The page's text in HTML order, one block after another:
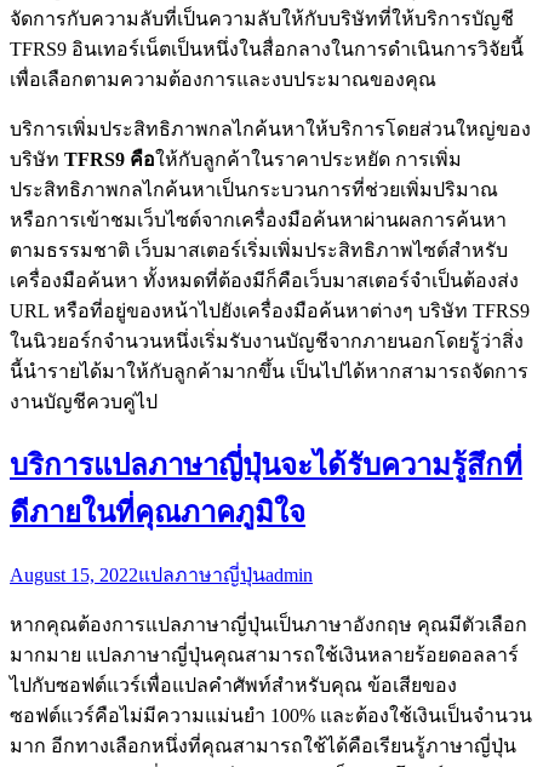
จัดการกับความลับที่เป็นความลับให้กับบริษัทที่ให้บริการบัญชี
TFRS9 อินเทอร์เน็ตเป็นหนึ่งในสื่อกลางในการดำเนินการวิจัยนี้
เพื่อเลือกตามความต้องการและงบประมาณของคุณ
บริการเพิ่มประสิทธิภาพกลไกค้นหาให้บริการโดยส่วนใหญ่ของ
บริษัท TFRS9 คือให้กับลูกค้าในราคาประหยัด การเพิ่ม
ประสิทธิภาพกลไกค้นหาเป็นกระบวนการที่ช่วยเพิ่มปริมาณ
หรือการเข้าชมเว็บไซต์จากเครื่องมือค้นหาผ่านผลการค้นหา
ตามธรรมชาติ เว็บมาสเตอร์เริ่มเพิ่มประสิทธิภาพไซต์สำหรับ
เครื่องมือค้นหา ทั้งหมดที่ต้องมีก็คือเว็บมาสเตอร์จำเป็นต้องส่ง
URL หรือที่อยู่ของหน้าไปยังเครื่องมือค้นหาต่างๆ บริษัท TFRS9
ในนิวยอร์กจำนวนหนึ่งเริ่มรับงานบัญชีจากภายนอกโดยรู้ว่าสิ่ง
นี้นำรายได้มาให้กับลูกค้ามากขึ้น เป็นไปได้หากสามารถจัดการ
งานบัญชีควบคู่ไป
บริการแปลภาษาญี่ปุ่นจะได้รับความรู้สึกที่
ดีภายในที่คุณภาคภูมิใจ
August 15, 2022แปลภาษาญี่ปุ่นadmin
หากคุณต้องการแปลภาษาญี่ปุ่นเป็นภาษาอังกฤษ คุณมีตัวเลือก
มากมาย แปลภาษาญี่ปุ่นคุณสามารถใช้เงินหลายร้อยดอลลาร์
ไปกับซอฟต์แวร์เพื่อแปลคำศัพท์สำหรับคุณ ข้อเสียของ
ซอฟต์แวร์คือไม่มีความแม่นยำ 100% และต้องใช้เงินเป็นจำนวน
มาก อีกทางเลือกหนึ่งที่คุณสามารถใช้ได้คือเรียนรู้ภาษาญี่ปุ่น